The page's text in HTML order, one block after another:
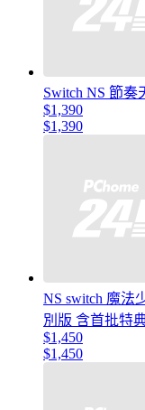
Switch NS 節
$1,390
$1,390
NS switch 魔法
別版 含首批特
$1,450
$1,450